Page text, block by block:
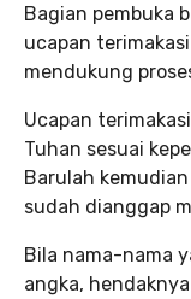
Bagian pembuka
ucapan
mendukung
Ucapan
Tuhan sesuai
Barulah
sudah dianggap
Bila nama-nama
angka,